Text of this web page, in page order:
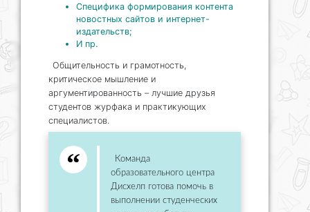
Специфика формирования контента
новостных сайтов и интернет-
издательств;
И пр.
Общительность и грамотность,
критическое мышление и
аргументированность – лучшие друзья
студентов журфака и практикующих
специалистов.
Команда
образовательного центра
Дисхелп готова помочь в
выполнении студенческих